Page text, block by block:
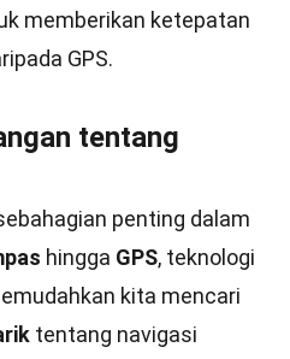
memberikan ketepatan
GPS.
tentang
penting dalam
hingga GPS, teknologi
kita mencari
tentang navigasi